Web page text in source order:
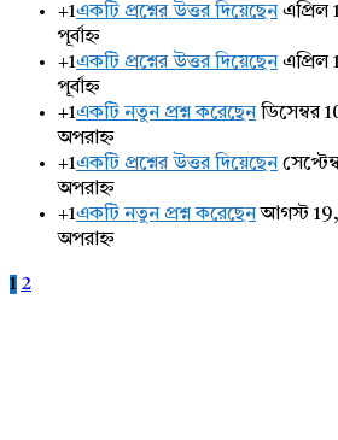
+1একটি প্রশ্নের উত্তর দিয়েছেন এপ্রিল
পূর্বাহ্ন
+1একটি প্রশ্নের উত্তর দিয়েছেন এপ্রিল
পূর্বাহ্ন
+1একটি নতুন প্রশ্ন করেছেন ডিসেম্বর
অপরাহ্ন
+1একটি প্রশ্নের উত্তর দিয়েছেন
অপরাহ্ন
+1একটি নতুন প্রশ্ন করেছেন আগস্ট
অপরাহ্ন
1 2